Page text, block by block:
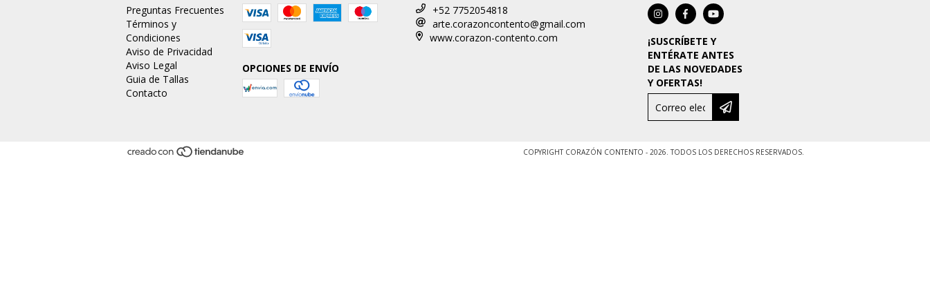
Preguntas Frecuentes
Términos y
Condiciones
Aviso de Privacidad
Aviso Legal
Guia de Tallas
Contacto
OPCIONES DE ENVÍO
+52 7752054818
arte.corazoncontento@gmail.com
www.corazon-contento.com
¡SUSCRÍBETE Y
ENTÉRATE ANTES
DE LAS NOVEDADES
Y OFERTAS!
COPYRIGHT CORAZÓN CONTENTO - 2026. TODOS LOS DERECHOS RESERVADOS.